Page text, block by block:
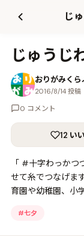
じ
じゅうじ
おりがみくら
2016/8/14 投稿
0 コメント
12 い
「 #十字わっか
せて糸でつなげま
育園や幼稚園、小
#七夕